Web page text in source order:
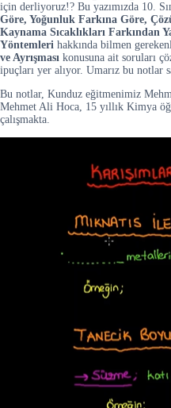
için derliyoruz!? Bu yazımızda 10.
Göre, Yoğunluk Farkına Göre,
Kaynama Sıcaklıkları Farkından
Yöntemleri hakkında bilmen
ve Ayrışması konusuna ait soruları
ipuçları yer alıyor. Umarız bu notlar
Bu notlar, Kunduz eğitmenimiz
Mehmet Ali Hoca, 15 yıllık Kimya
çalışmakta.